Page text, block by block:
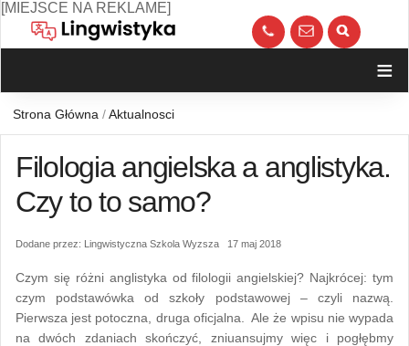
Skip
content
[MIEJSCE NA REKLAME]
≡
Strona Główna /Aktualnosci
Filologia angielska a anglistyka.
Czy to to samo?
Dodane przez: Lingwistyczna Szkola Wyzsza 17 maj 2018
Czym się różni anglistyka od filologii angielskiej? Najkrócej: tym
czym podstawówka od szkoły podstawowej – czyli nazwą.
Pierwsza jest potoczna, druga oficjalna. Ale że wpisu nie wypada
na dwóch zdaniach skończyć, zniuansujmy więc i pogłębmy